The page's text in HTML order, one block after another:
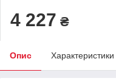
4 227 ₴
Опис Характеристики